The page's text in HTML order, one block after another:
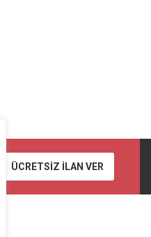
ÜCRETSİZ İLAN VER